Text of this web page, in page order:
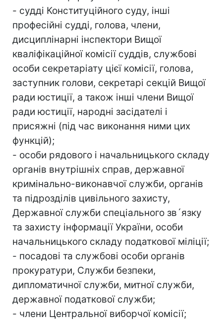
- судді Конституційного суду, інші
професійні судді, голова, члени,
дисциплінарні інспектори Вищої
кваліфікаційної комісії суддів, службові
особи секретаріату цієї комісії, голова,
заступник голови, секретарі секцій Вищої
ради юстиції, а також інші члени Вищої
ради юстиції, народні засідателі і
присяжні (під час виконання ними цих
функцій);
- особи рядового і начальницького складу
органів внутрішніх справ, державної
кримінально-виконавчої служби, органів
та підрозділів цивільного захисту,
Державної служби спеціального зв´язку
та захисту інформації України, особи
начальницького складу податкової міліції;
- посадові та службові особи органів
прокуратури, Служби безпеки,
дипломатичної служби, митної служби,
державної податкової служби;
- члени Центральної виборчої комісії;